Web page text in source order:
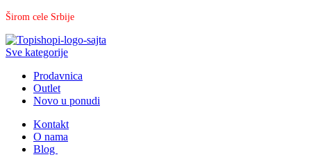
Širom cele Srbije
Sve kategorije
Prodavnica
Outlet
Novo u ponudi
Kontakt
O nama
Blog